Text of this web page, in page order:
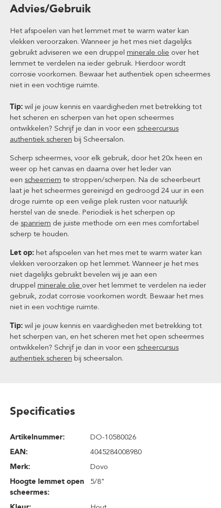
Advies/Gebruik
Het afspoelen van het lemmet met te warm water kan
vlekken veroorzaken. Wanneer je het mes niet dagelijks
gebruikt adviseren we een druppel minerale olie over het
lemmet te verdelen na ieder gebruik. Hierdoor wordt
corrosie voorkomen. Bewaar het authentiek open scheermes
niet in een vochtige ruimte.
Tip: wil je jouw kennis en vaardigheden met betrekking tot
het scheren en scherpen van het open scheermes
ontwikkelen? Schrijf je dan in voor een scheercursus
authentiek scheren bij Scheersalon.
Scherp scheermes, voor elk gebruik, door het 20x heen en
weer op het canvas en daarna over het leder van
een scheerriem te stroppen/scherpen. Na de scheerbeurt
laat je het scheermes gereinigd en gedroogd 24 uur in een
droge ruimte op een veilige plek rusten voor natuurlijk
herstel van de snede. Periodiek is het scherpen op
de spanriem de juiste methode om een mes comfortabel
scherp te houden.
Let op: het afspoelen van het mes met te warm water kan
vlekken veroorzaken op het lemmet. Wanneer je het mes
niet dagelijks gebruikt bevelen wij je aan een
druppel minerale olie over het lemmet te verdelen na ieder
gebruik, zodat corrosie voorkomen wordt. Bewaar het mes
niet in een vochtige ruimte.
Tip: wil je jouw kennis en vaardigheden met betrekking tot
het scherpen van, en het scheren met het open scheermes
ontwikkelen? Schrijf je dan in voor een scheercursus
authentiek scheren bij scheersalon.
Specificaties
Artikelnummer:
DO-10580026
EAN:
4045284008980
Merk:
Dovo
Hoogte lemmet open
scheermes:
5/8"